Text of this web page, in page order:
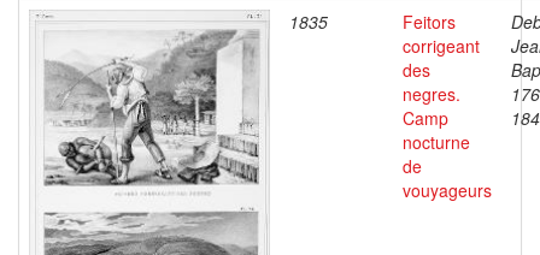
1835
Feitors
corrigeant
des
negres.
Camp
nocturne
de
vouyageurs